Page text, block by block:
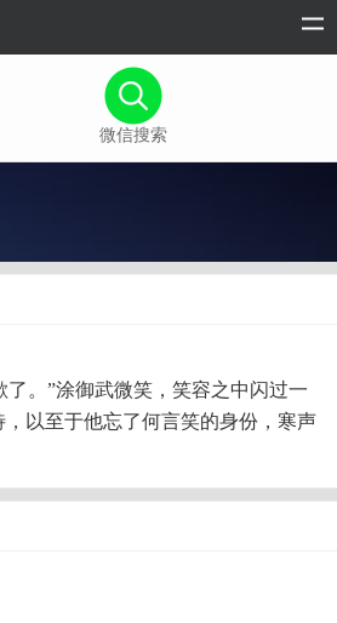
微信搜索
。”涂御武微笑，笑容之中闪过一
以至于他忘了何言笑的身份，寒声